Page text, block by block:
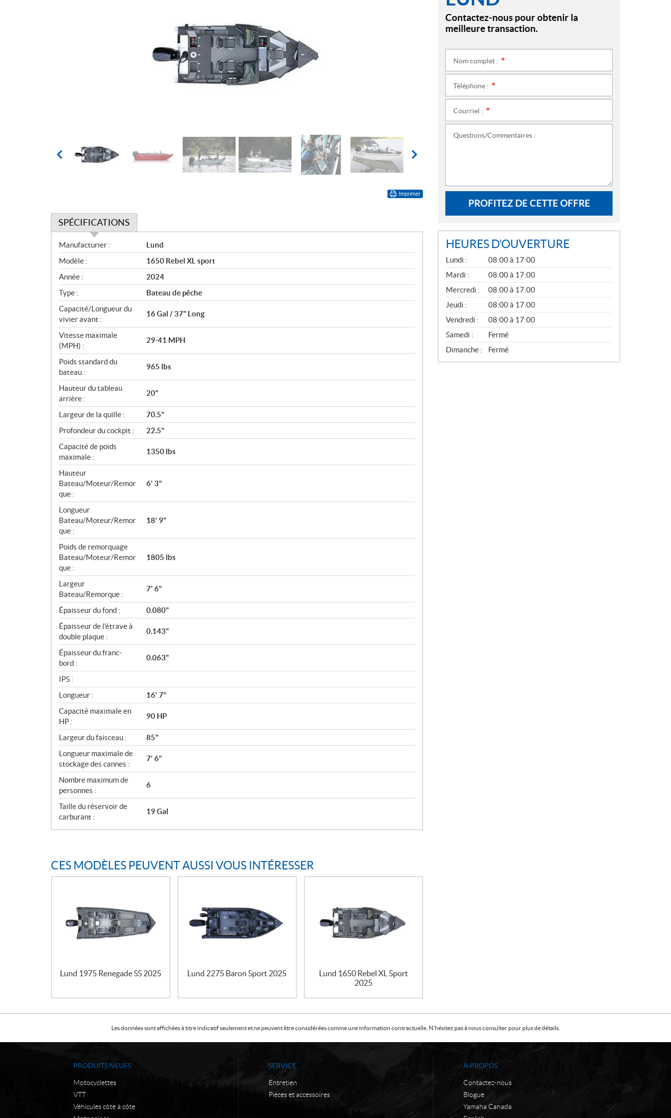
Imprimer
SPÉCIFICATIONS
S
p
é
c
i
f
i
c
a
t
i
o
n
s
Manufacturier :
Lund
Modèle :
1650 Rebel XL sport
Année :
2024
Type :
Bateau de pêche
Capacité/Longueur du
vivier avant :
16 Gal / 37" Long
Vitesse maximale
(MPH) :
29-41 MPH
Poids standard du
bateau :
965 lbs
Hauteur du tableau
arrière :
20"
Largeur de la quille :
70.5"
Profondeur du cockpit :
22.5"
Capacité de poids
maximale :
1350 lbs
Hauteur
Bateau/Moteur/Remor
que :
6' 3"
Longueur
Bateau/Moteur/Remor
que :
18' 9"
Poids de remorquage
Bateau/Moteur/Remor
que :
1805 lbs
Largeur
Bateau/Remorque :
7' 6"
Épaisseur du fond :
0.080"
Épaisseur de l'étrave à
double plaque :
0.143"
Épaisseur du franc-
bord :
0.063"
IPS :
Longueur :
16' 7"
Capacité maximale en
HP :
90 HP
Largeur du faisceau :
85"
Longueur maximale de
stockage des cannes :
7' 6"
Nombre maximum de
personnes :
6
Taille du réservoir de
carburant :
19 Gal
CES MODÈLES PEUVENT AUSSI VOUS INTÉRESSER
Lund 1975 Renegade SS 2025 Lund 2275 Baron Sport 2025
Lund 1650 Rebel XL Sport
2025
Contactez-nous pour obtenir la
meilleure transaction.
Nom complet :
Téléphone :
Courriel :
Questions/Commentaires :
PROFITEZ DE CETTE OFFRE
HEURES D'OUVERTURE
G
É
N
É
R
A
L
Lundi :
08:00 à 17:00
Mardi :
08:00 à 17:00
Mercredi :
08:00 à 17:00
Jeudi :
08:00 à 17:00
Vendredi :
08:00 à 17:00
Samedi :
Fermé
Dimanche :
Fermé
Les données sont affichées à titre indicatif seulement et ne peuvent être considérées comme une information contractuelle. N'hésitez pas à nous consulter pour plus de détails.
PRODUITS NEUFS
Motocyclettes
VTT
Véhicules côte à côte
SERVICE
Entretien
Pièces et accessoires
À PROPOS
Contactez-nous
Blogue
Yamaha Canada